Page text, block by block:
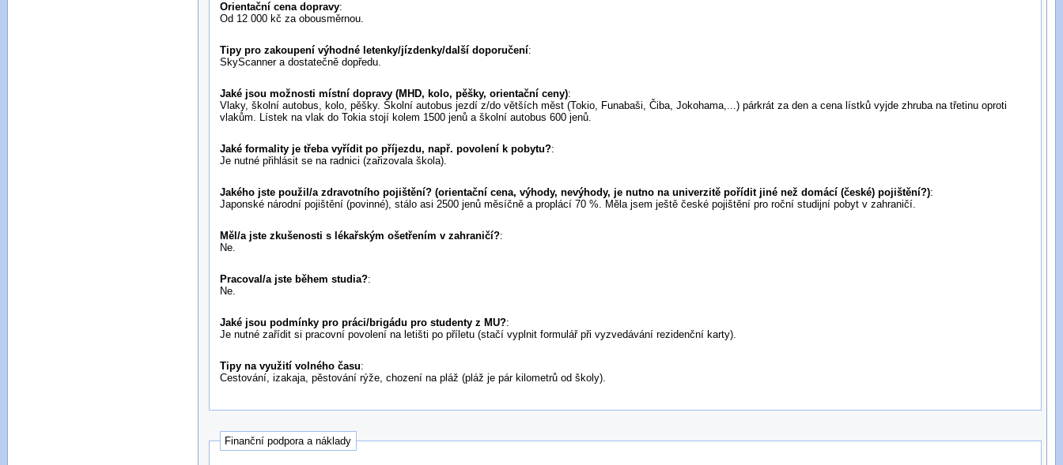
Orientační cena dopravy:
Od 12 000 kč za obousměrnou.
Tipy pro zakoupení výhodné letenky/jízdenky/další doporučení:
SkyScanner a dostatečně dopředu.
Jaké jsou možnosti místní dopravy (MHD, kolo, pěšky, orientační ceny):
Vlaky, školní autobus, kolo, pěšky. Školní autobus jezdí z/do větších měst (Tokio, Funabaši, Čiba, Jokohama,...) párkrát za den a cena lístků vyjde zhruba na třetinu oproti
vlakům. Lístek na vlak do Tokia stojí kolem 1500 jenů a školní autobus 600 jenů.
Jaké formality je třeba vyřídit po příjezdu, např. povolení k pobytu?:
Je nutné přihlásit se na radnici (zařizovala škola).
Jakého jste použil/a zdravotního pojištění? (orientační cena, výhody, nevýhody, je nutno na univerzitě pořídit jiné než domácí (české) pojištění?):
Japonské národní pojištění (povinné), stálo asi 2500 jenů měsíčně a proplácí 70 %. Měla jsem ještě české pojištění pro roční studijní pobyt v zahraničí.
Měl/a jste zkušenosti s lékařským ošetřením v zahraničí?:
Ne.
Pracoval/a jste během studia?:
Ne.
Jaké jsou podmínky pro práci/brigádu pro studenty z MU?:
Je nutné zařídit si pracovní povolení na letišti po příletu (stačí vyplnit formulář při vyzvedávání rezidenční karty).
Tipy na využití volného času:
Cestování, izakaja, pěstování rýže, chození na pláž (pláž je pár kilometrů od školy).
Finanční podpora a náklady